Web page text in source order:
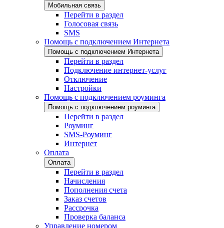
Мобильная связь
Перейти в раздел
Голосовая связь
SMS
Помощь с подключением Интернета
Помощь с подключением Интернета
Перейти в раздел
Подключение интернет-услуг
Отключение
Настройки
Помощь с подключением роуминга
Помощь с подключением роуминга
Перейти в раздел
Роуминг
SMS-Роуминг
Интернет
Оплата
Оплата
Перейти в раздел
Начисления
Пополнения счета
Заказ счетов
Рассрочка
Проверка баланса
Управление номером